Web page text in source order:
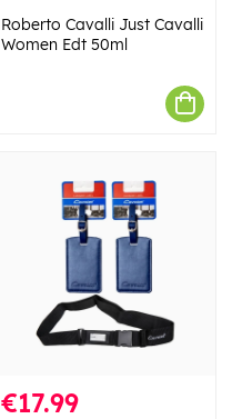
Roberto Cavalli Just Cavalli
Women Edt 50ml
€17.99